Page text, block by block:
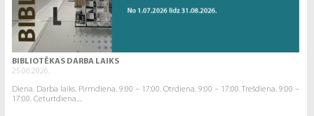
BIBLIOTĒKAS DARBA LAIKS
25.06.2026.
Diena. Darba laiks. Pirmdiena. 9:00 – 17:00. Otrdiena. 9:00 – 17:00. Trešdiena. 9:00 –
17:00. Ceturtdiena....